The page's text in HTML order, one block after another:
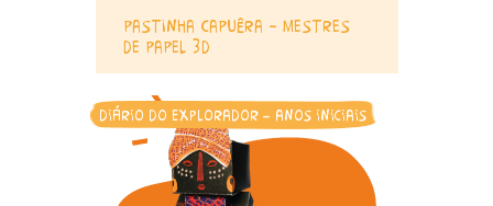
pastinha capuêra – mestres
de papel 3d
diário do explorador - anos iniciais